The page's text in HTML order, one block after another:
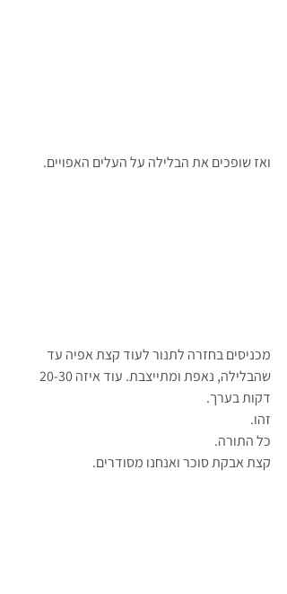
ואז שופכים את הבלילה על העלים האפויים.
מכניסים בחזרה לתנור לעוד קצת אפיה עד
דקות בערך.
זהו.
כל התורה.
קצת אבקת סוכר ואנחנו מסודרים.